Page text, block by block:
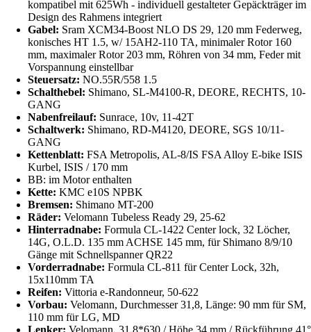
kompatibel mit 625Wh - individuell gestalteter Gepäckträger im
Design des Rahmens integriert
Gabel: Sram XCM34-Boost NLO DS 29, 120 mm Federweg,
konisches HT 1.5, w/ 15AH2-110 TA, minimaler Rotor 160
mm, maximaler Rotor 203 mm, Röhren von 34 mm, Feder mit
Vorspannung einstellbar
Steuersatz: NO.55R/558 1.5
Schalthebel: Shimano, SL-M4100-R, DEORE, RECHTS, 10-
GANG
Nabenfreilauf: Sunrace, 10v, 11-42T
Schaltwerk: Shimano, RD-M4120, DEORE, SGS 10/11-
GANG
Kettenblatt: FSA Metropolis, AL-8/IS FSA Alloy E-bike ISIS
Kurbel, ISIS / 170 mm
BB: im Motor enthalten
Kette: KMC e10S NPBK
Bremsen: Shimano MT-200
Räder: Velomann Tubeless Ready 29, 25-62
Hinterradnabe: Formula CL-1422 Center lock, 32 Löcher,
14G, O.L.D. 135 mm ACHSE 145 mm, für Shimano 8/9/10
Gänge mit Schnellspanner QR22
Vorderradnabe: Formula CL-811 für Center Lock, 32h,
15x110mm TA
Reifen: Vittoria e-Randonneur, 50-622
Vorbau: Velomann, Durchmesser 31,8, Länge: 90 mm für SM,
110 mm für LG, MD